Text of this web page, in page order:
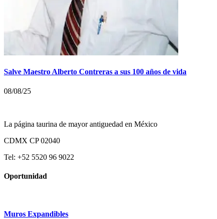
Salve Maestro Alberto Contreras a sus 100 años de vida
08/08/25
La página taurina de mayor antiguedad en México
CDMX CP 02040
Tel: +52 5520 96 9022
Oportunidad
Muros Expandibles